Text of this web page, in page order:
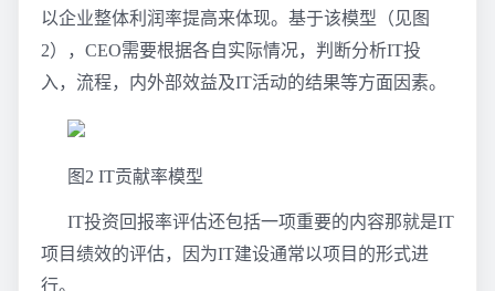
以企业整体利润率提高来体现。基于该模型（见图
2），CEO需要根据各自实际情况，判断分析IT投
入，流程，内外部效益及IT活动的结果等方面因素。
图2 IT贡献率模型
IT投资回报率评估还包括一项重要的内容那就是IT
项目绩效的评估，因为IT建设通常以项目的形式进
行。